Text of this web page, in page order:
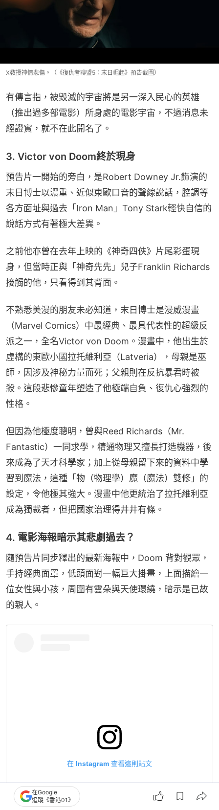
X教授神情悲傷。（《復仇者聯盟5：末日崛起》預告截圖）
有傳言指，被毀滅的宇宙將是另一深入民心的英雄
（推出過多部電影）所身處的電影宇宙，不過消息未
經證實，就不在此開名了。
3. Victor von Doom終於現身
預告片一開始的旁白，是Robert Downey Jr.飾演的
末日博士以濃重、近似東歐口音的聲線說話，腔調等
各方面址與過去「Iron Man」Tony Stark輕快自信的
說話方式有著極大差異。
之前他亦曾在去年上映的《神奇四俠》片尾彩蛋現
身，但當時正與「神奇先先」兒子Franklin Richards
接觸的他，只看得到其背面。
不熟悉美漫的朋友未必知道，末日博士是漫威漫畫
（Marvel Comics）中最經典、最具代表性的超級反
派之一，全名Victor von Doom。漫畫中，他出生於
虛構的東歐小國拉托維利亞（Latveria），母親是巫
師，因涉及神秘力量而死；父親則在反抗暴君時被
殺。這段悲慘童年塑造了他極端自負、復仇心強烈的
性格。
但因為他極度聰明，曾與Reed Richards（Mr.
Fantastic）一同求學，精通物理又擅長打造機器，後
來成為了天才科學家；加上從母親留下來的資料中學
習到魔法，這種「物（物理學）魔（魔法）雙修」的
設定，令他極其強大。漫畫中他更統治了拉托維利亞
成為獨裁者，但把國家治理得井井有條。
4. 電影海報暗示其悲劇過去？
隨預告片同步釋出的最新海報中，Doom 背對觀眾，
手持經典面罩，低頭面對一幅巨大掛畫，上面描繪一
位女性與小孩，周圍有雲朵與天使環繞，暗示是已故
的親人。
在 Instagram 查看這則貼文
在Google
追蹤《香港01》